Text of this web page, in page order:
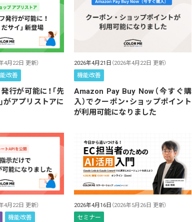
4月22日 更新）
改善
行が可能に！「先
がアプリストアに
2026年4月21日 （2026年4月22日 更新）
機能改善
Amazon Pay Buy Now（今すぐ購
入）でクーポン・ショップポイント
が利用可能になりました
4月22日 更新）
機能改善
2026年4月16日 （2026年5月26日 更新）
セミナー